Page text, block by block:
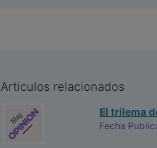
Articulos relacionados
El trilema
Fecha